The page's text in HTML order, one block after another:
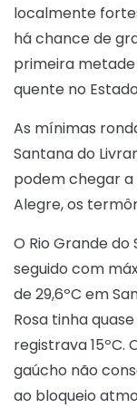
localmente
há chance de
primeira
quente no
As mínimas
Santana do
podem chegar a
Alegre, os
O Rio Grande
seguido com
de 29,6ºC em
Rosa tinha
registrava 15ºC.
gaúcho não
ao bloqueio